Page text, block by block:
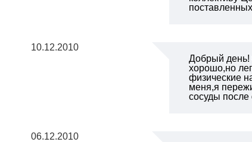
10.12.2010
Добрый день!
хорошо,но
физические
меня,я
сосуды
06.12.2010